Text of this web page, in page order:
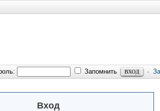
Запомнить ·
Вход